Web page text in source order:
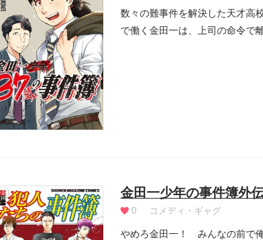
数々の難事件を解決した天才高
で働く金田一は、上司の命令で
金田一少年の事件簿外
0 コメディ・ギャグ
やめろ金田一！ みんなの前で